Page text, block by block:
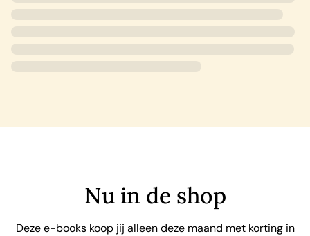
Nu in de shop
Deze e-books koop jij alleen deze maand met korting in